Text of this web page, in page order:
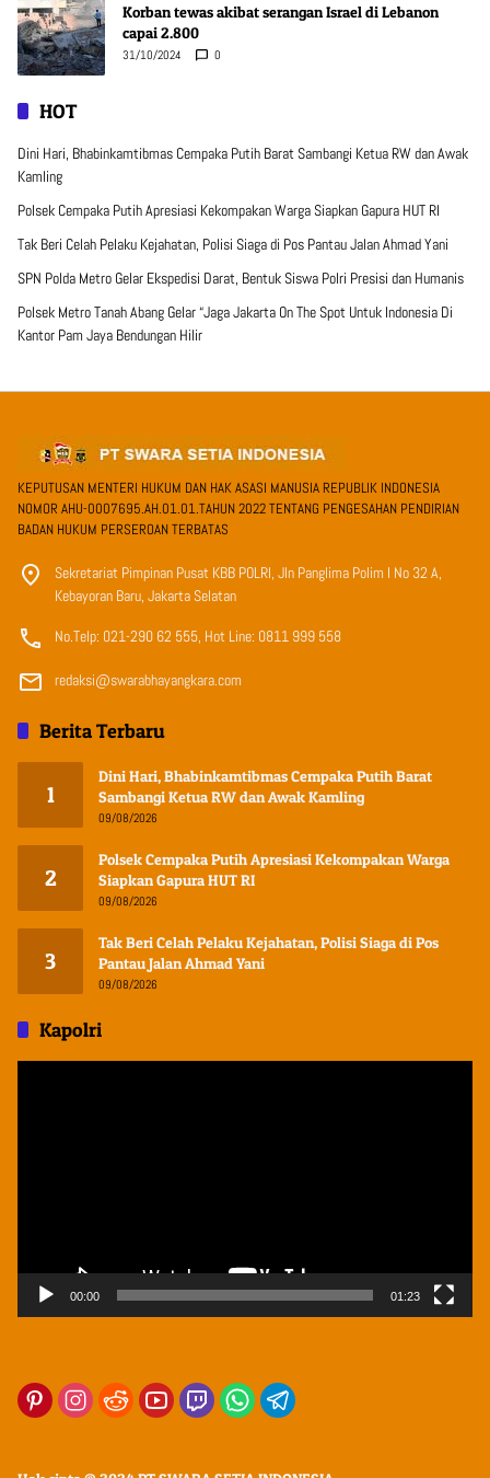
Korban tewas akibat serangan Israel di Lebanon
capai 2.800
31/10/2024 0
HOT
Dini Hari, Bhabinkamtibmas Cempaka Putih Barat Sambangi Ketua RW dan Awak
Kamling
Polsek Cempaka Putih Apresiasi Kekompakan Warga Siapkan Gapura HUT RI
Tak Beri Celah Pelaku Kejahatan, Polisi Siaga di Pos Pantau Jalan Ahmad Yani
SPN Polda Metro Gelar Ekspedisi Darat, Bentuk Siswa Polri Presisi dan Humanis
Polsek Metro Tanah Abang Gelar “Jaga Jakarta On The Spot Untuk Indonesia Di
Kantor Pam Jaya Bendungan Hilir
KEPUTUSAN MENTERI HUKUM DAN HAK ASASI MANUSIA REPUBLIK INDONESIA
NOMOR AHU-0007695.AH.01.01.TAHUN 2022 TENTANG PENGESAHAN PENDIRIAN
BADAN HUKUM PERSEROAN TERBATAS
Sekretariat Pimpinan Pusat KBB POLRI, Jln Panglima Polim I No 32 A,
Kebayoran Baru, Jakarta Selatan
No.Telp: 021-290 62 555, Hot Line: 0811 999 558
redaksi@swarabhayangkara.com
Berita Terbaru
1
Dini Hari, Bhabinkamtibmas Cempaka Putih Barat
Sambangi Ketua RW dan Awak Kamling
09/08/2026
2
Polsek Cempaka Putih Apresiasi Kekompakan Warga
Siapkan Gapura HUT RI
09/08/2026
3
Tak Beri Celah Pelaku Kejahatan, Polisi Siaga di Pos
Pantau Jalan Ahmad Yani
09/08/2026
Kapolri
00:00 01:23